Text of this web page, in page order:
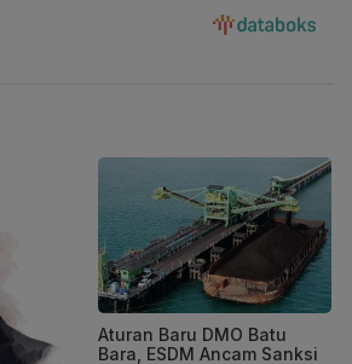
Aturan Baru DMO Batu
Bara, ESDM Ancam Sanksi